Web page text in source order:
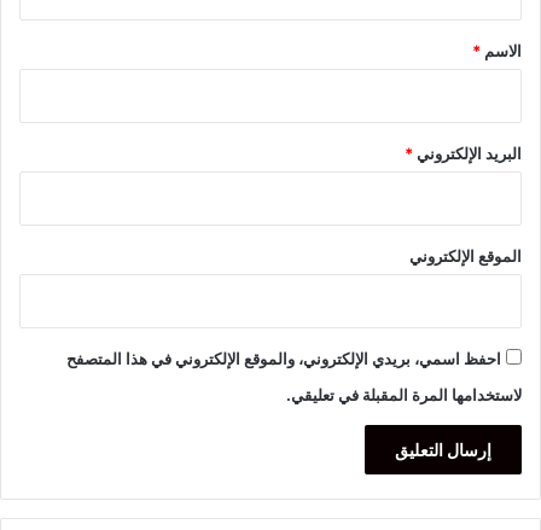
*
الاسم *
البريد الإلكتروني*
الموقع الإلكتروني
احفظ اسمي، بريدي الإلكتروني، والموقع الإلكتروني في هذا المتصفح
لاستخدامها المرة المقبلة في تعليقي.